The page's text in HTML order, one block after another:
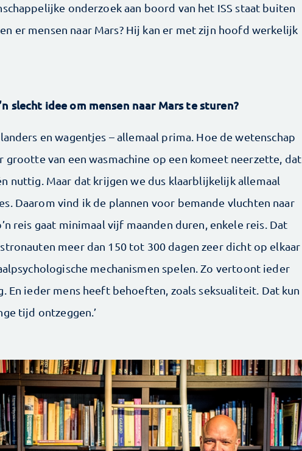
onderzoek aan boord van het ISS staat buiten
er mensen naar Mars? Hij kan er met zijn hoofd werkelijk
slecht idee om mensen naar Mars te sturen?
en wagentjes – allemaal prima. Hoe de wetenschap
grootte van een wasmachine op een komeet neerzette, dat
nuttig. Maar dat krijgen we dus klaarblijkelijk allemaal
Daarom vind ik de plannen voor bemande vluchten naar
reis gaat minimaal vijf maanden duren, enkele reis. Dat
meer dan 150 tot 300 dagen zeer dicht op elkaar
mechanismen spelen. Zo vertoont ieder
En ieder mens heeft behoeften, zoals seksualiteit. Dat kun
tijd ontzeggen.’